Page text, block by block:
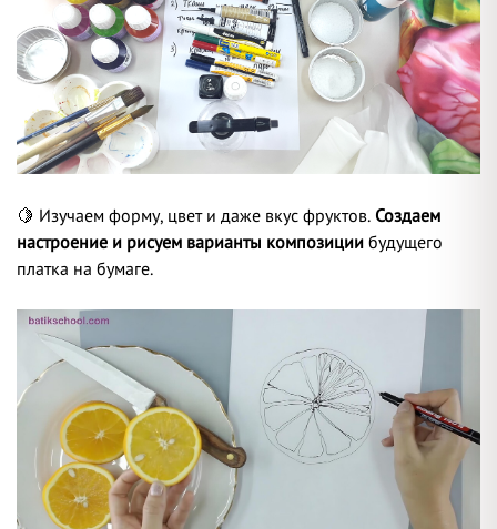
🍋 Изучаем форму, цвет и даже вкус фруктов. Создаем
настроение и рисуем варианты композиции будущего
платка на бумаге.